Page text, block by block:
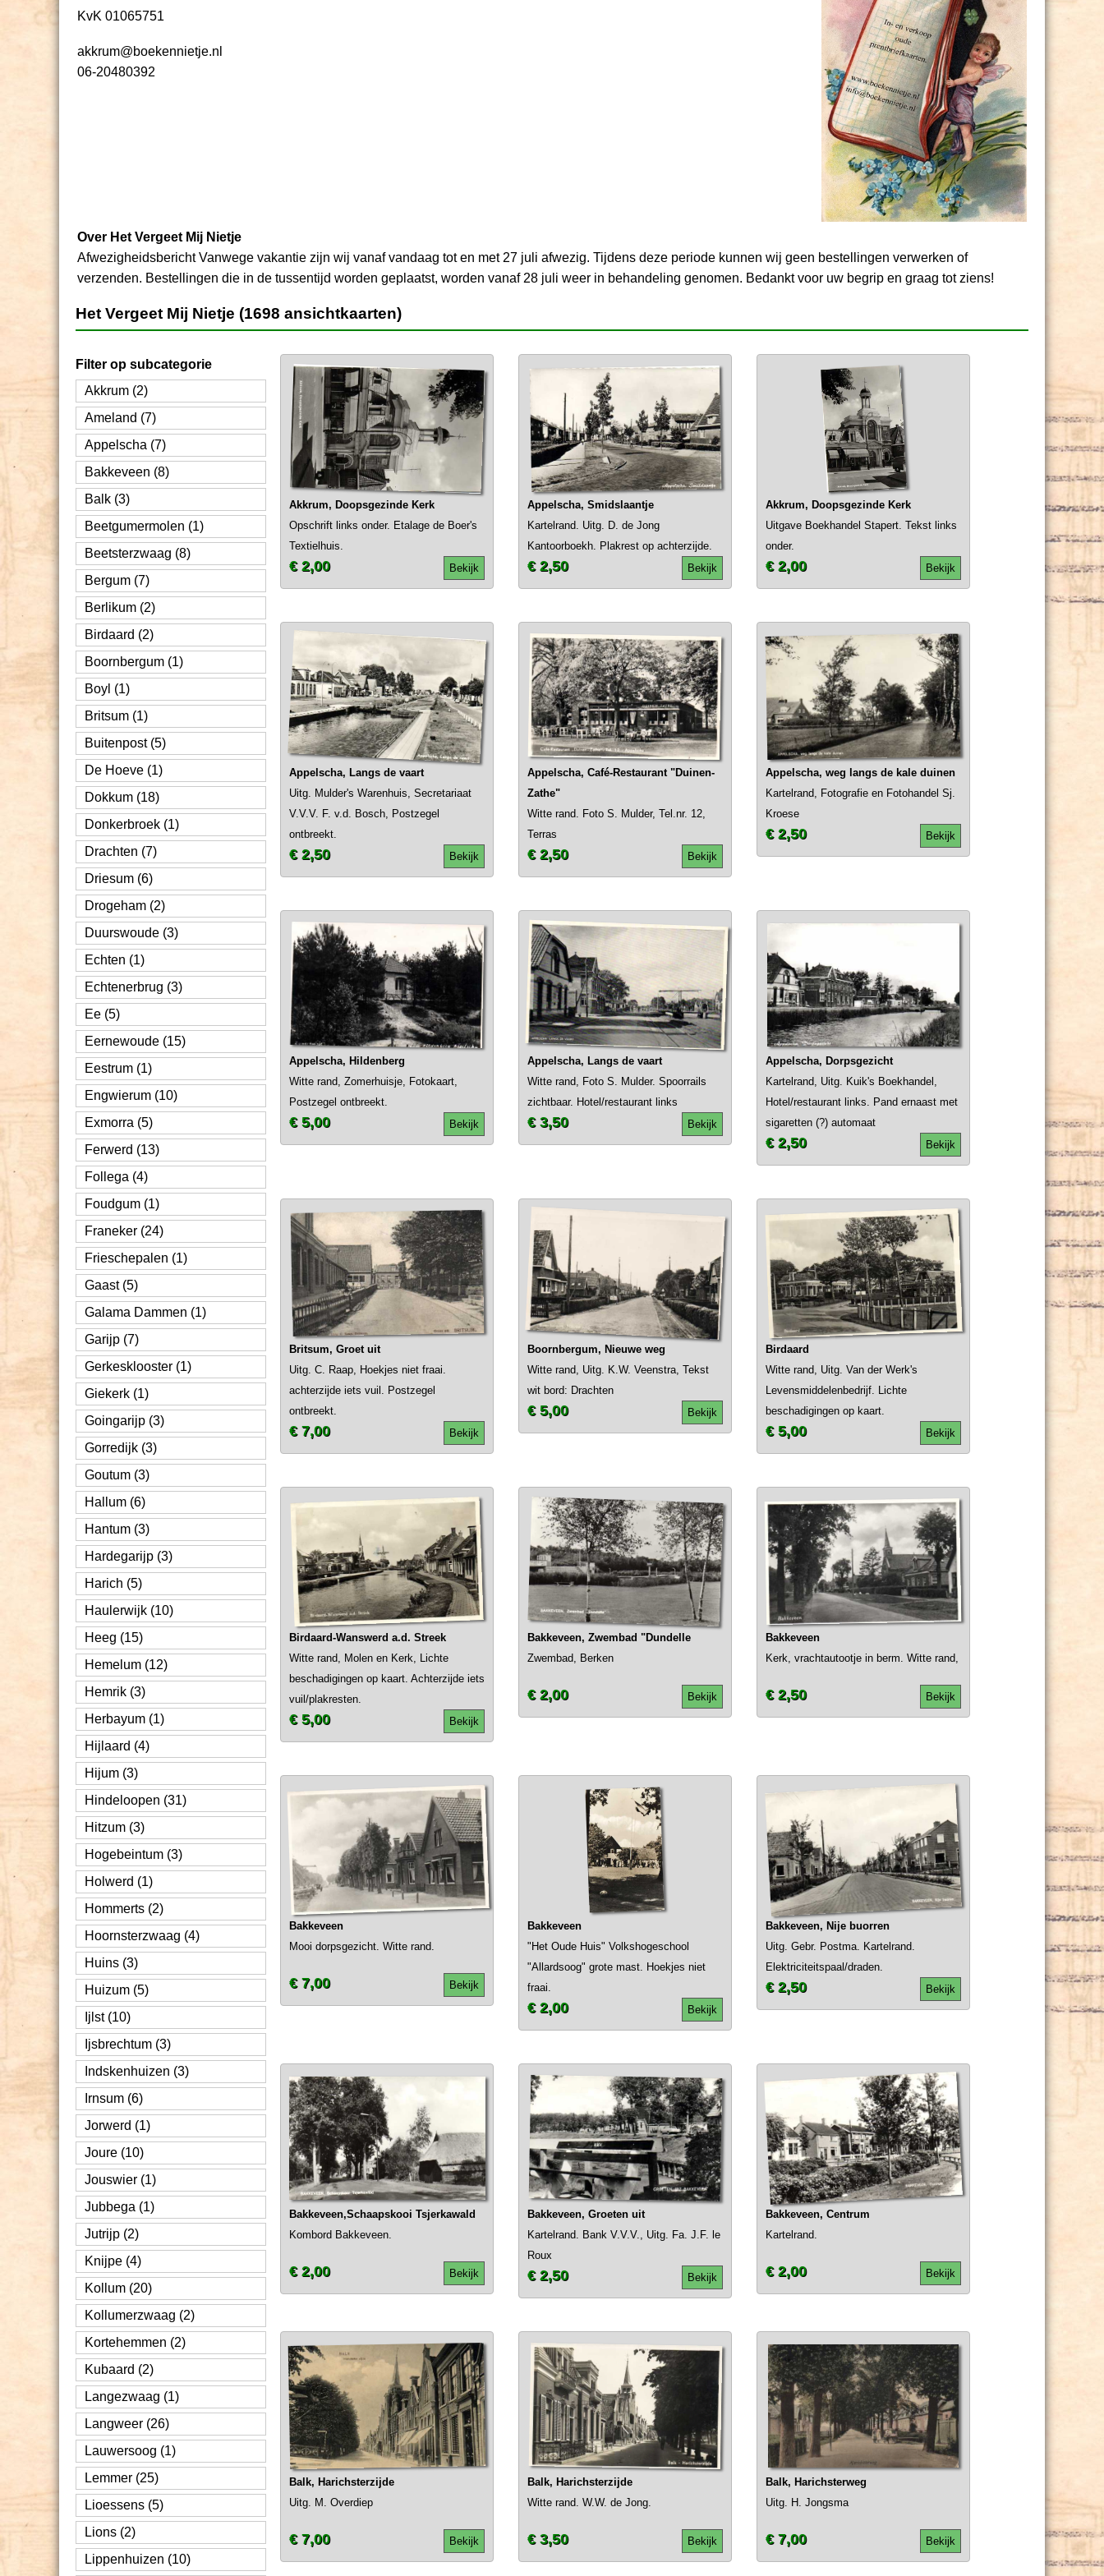
KvK 01065751
akkrum@boekennietje.nl
06-20480392
Over Het Vergeet Mij Nietje
Afwezigheidsbericht Vanwege vakantie zijn wij vanaf vandaag tot en met 27 juli afwezig. Tijdens deze periode kunnen wij geen bestellingen verwerken of
verzenden. Bestellingen die in de tussentijd worden geplaatst, worden vanaf 28 juli weer in behandeling genomen. Bedankt voor uw begrip en graag tot ziens!
Het Vergeet Mij Nietje (1698 ansichtkaarten)
Filter op subcategorie
Akkrum (2)
Ameland (7)
Appelscha (7)
Bakkeveen (8)
Balk (3)
Beetgumermolen (1)
Beetsterzwaag (8)
Bergum (7)
Berlikum (2)
Birdaard (2)
Boornbergum (1)
Boyl (1)
Britsum (1)
Buitenpost (5)
De Hoeve (1)
Dokkum (18)
Donkerbroek (1)
Drachten (7)
Driesum (6)
Drogeham (2)
Duurswoude (3)
Echten (1)
Echtenerbrug (3)
Ee (5)
Eernewoude (15)
Eestrum (1)
Engwierum (10)
Exmorra (5)
Ferwerd (13)
Follega (4)
Foudgum (1)
Franeker (24)
Frieschepalen (1)
Gaast (5)
Galama Dammen (1)
Garijp (7)
Gerkesklooster (1)
Giekerk (1)
Goingarijp (3)
Gorredijk (3)
Goutum (3)
Hallum (6)
Hantum (3)
Hardegarijp (3)
Harich (5)
Haulerwijk (10)
Heeg (15)
Hemelum (12)
Hemrik (3)
Herbayum (1)
Hijlaard (4)
Hijum (3)
Hindeloopen (31)
Hitzum (3)
Hogebeintum (3)
Holwerd (1)
Hommerts (2)
Hoornsterzwaag (4)
Huins (3)
Huizum (5)
Ijlst (10)
Ijsbrechtum (3)
Indskenhuizen (3)
Irnsum (6)
Jorwerd (1)
Joure (10)
Jouswier (1)
Jubbega (1)
Jutrijp (2)
Knijpe (4)
Kollum (20)
Kollumerzwaag (2)
Kortehemmen (2)
Kubaard (2)
Langezwaag (1)
Langweer (26)
Lauwersoog (1)
Lemmer (25)
Lioessens (5)
Lions (2)
Lippenhuizen (10)
Akkrum, Doopsgezinde Kerk
Opschrift links onder. Etalage de Boer's
Textielhuis.
Bekijk
€ 2,00
Appelscha, Smidslaantje
Kartelrand. Uitg. D. de Jong
Kantoorboekh. Plakrest op achterzijde.
Bekijk
€ 2,50
Akkrum, Doopsgezinde Kerk
Uitgave Boekhandel Stapert. Tekst links
onder.
Bekijk
€ 2,00
Appelscha, Langs de vaart
Uitg. Mulder's Warenhuis, Secretariaat
V.V.V. F. v.d. Bosch, Postzegel
ontbreekt.
Bekijk
€ 2,50
Appelscha, Café-Restaurant "Duinen-
Zathe"
Witte rand. Foto S. Mulder, Tel.nr. 12,
Terras
Bekijk
€ 2,50
Appelscha, weg langs de kale duinen
Kartelrand, Fotografie en Fotohandel Sj.
Kroese
Bekijk
€ 2,50
Appelscha, Hildenberg
Witte rand, Zomerhuisje, Fotokaart,
Postzegel ontbreekt.
Bekijk
€ 5,00
Appelscha, Langs de vaart
Witte rand, Foto S. Mulder. Spoorrails
zichtbaar. Hotel/restaurant links
Bekijk
€ 3,50
Appelscha, Dorpsgezicht
Kartelrand, Uitg. Kuik's Boekhandel,
Hotel/restaurant links. Pand ernaast met
sigaretten (?) automaat
Bekijk
€ 2,50
Britsum, Groet uit
Uitg. C. Raap, Hoekjes niet fraai.
achterzijde iets vuil. Postzegel
ontbreekt.
Bekijk
€ 7,00
Boornbergum, Nieuwe weg
Witte rand, Uitg. K.W. Veenstra, Tekst
wit bord: Drachten
Bekijk
€ 5,00
Birdaard
Witte rand, Uitg. Van der Werk's
Levensmiddelenbedrijf. Lichte
beschadigingen op kaart.
Bekijk
€ 5,00
Birdaard-Wanswerd a.d. Streek
Witte rand, Molen en Kerk, Lichte
beschadigingen op kaart. Achterzijde iets
vuil/plakresten.
Bekijk
€ 5,00
Bakkeveen, Zwembad "Dundelle
Zwembad, Berken
Bekijk
€ 2,00
Bakkeveen
Kerk, vrachtautootje in berm. Witte rand,
Bekijk
€ 2,50
Bakkeveen
Mooi dorpsgezicht. Witte rand.
Bekijk
€ 7,00
Bakkeveen
"Het Oude Huis" Volkshogeschool
"Allardsoog" grote mast. Hoekjes niet
fraai.
Bekijk
€ 2,00
Bakkeveen, Nije buorren
Uitg. Gebr. Postma. Kartelrand.
Elektriciteitspaal/draden.
Bekijk
€ 2,50
Bakkeveen,Schaapskooi Tsjerkawald
Kombord Bakkeveen.
Bekijk
€ 2,00
Bakkeveen, Groeten uit
Kartelrand. Bank V.V.V., Uitg. Fa. J.F. le
Roux
Bekijk
€ 2,50
Bakkeveen, Centrum
Kartelrand.
Bekijk
€ 2,00
Balk, Harichsterzijde
Uitg. M. Overdiep
Bekijk
€ 7,00
Balk, Harichsterzijde
Witte rand. W.W. de Jong.
Bekijk
€ 3,50
Balk, Harichsterweg
Uitg. H. Jongsma
Bekijk
€ 7,00